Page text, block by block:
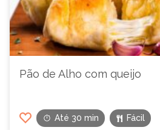
Pão de Alho com queijo
Até 30 min Fácil